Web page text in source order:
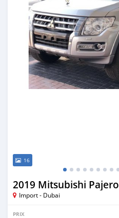
16
2019 Mitsubishi Pajero
Import - Dubai
PRIX